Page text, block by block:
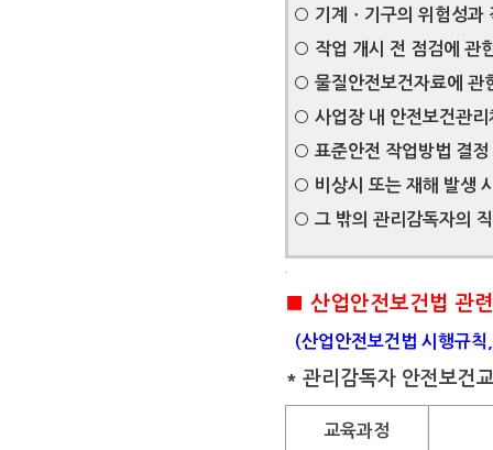
○ 기계ㆍ기구의 위험성과
○ 작업 개시 전 점검에 관
○ 물질안전보건자료에 관
○ 사업장 내 안전보건관리
○ 표준안전 작업방법 결정
○ 비상시 또는 재해 발생
○ 그 밖의 관리감독자의
■ 산업안전보건법 관
(산업안전보건법 시행규
* 관리감독자 안전보건
교육과정